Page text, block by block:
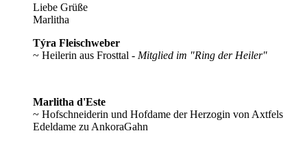
Liebe Grüße
Marlitha
Týra Fleischweber
~ Heilerin aus Frosttal - Mitglied im "Ring der Heiler"
Marlitha d'Este
~ Hofschneiderin und Hofdame der Herzogin von Axtfels
Edeldame zu AnkoraGahn